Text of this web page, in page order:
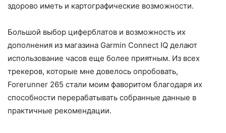
здорово иметь и картографические возможности.
Большой выбор циферблатов и возможность их
дополнения из магазина Garmin Connect IQ делают
использование часов еще более приятным. Из всех
трекеров, которые мне довелось опробовать,
Forerunner 265 стали моим фаворитом благодаря их
способности перерабатывать собранные данные в
практичные рекомендации.